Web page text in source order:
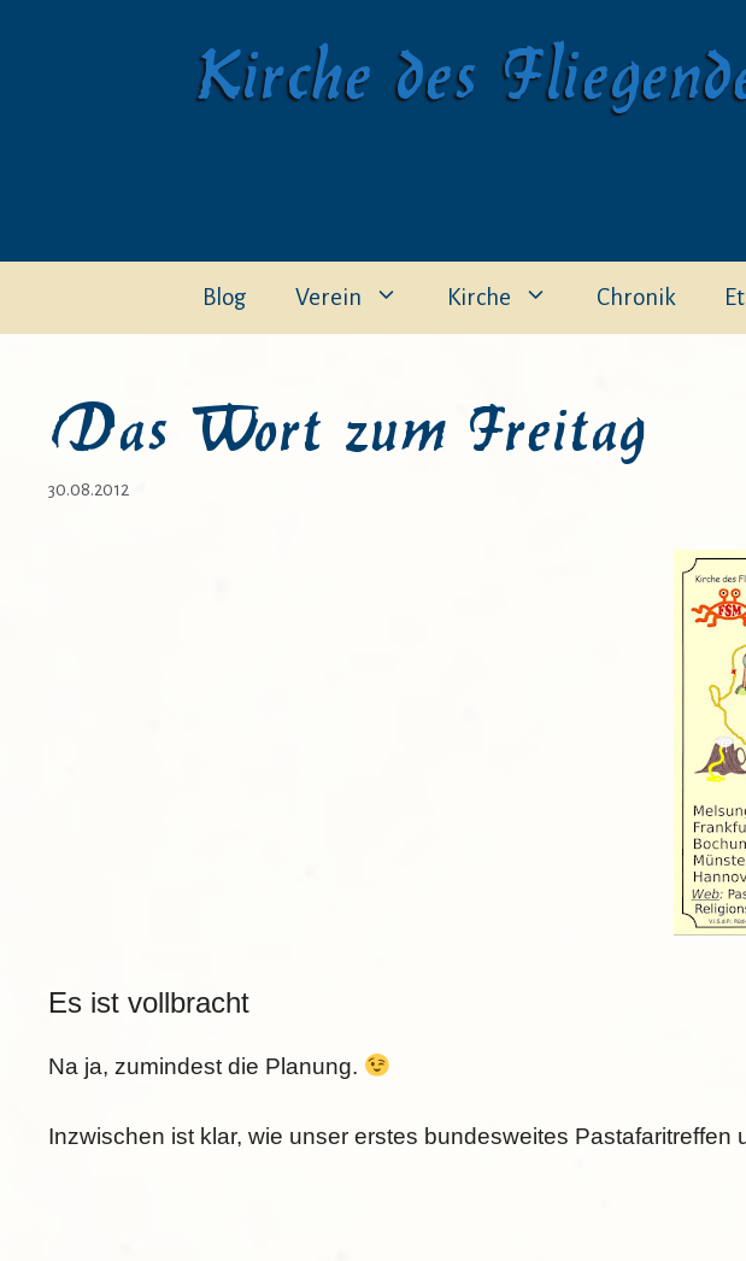
Kirche des
Blog Verein Kirche Chronik
Das Wort zum Freitag
30.08.2012
Es ist vollbracht
Na ja, zumindest die Planung.
Inzwischen ist klar, wie unser erstes bundesweites Pastafaritreffen